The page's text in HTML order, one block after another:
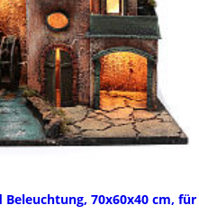
70x60x40 cm, für